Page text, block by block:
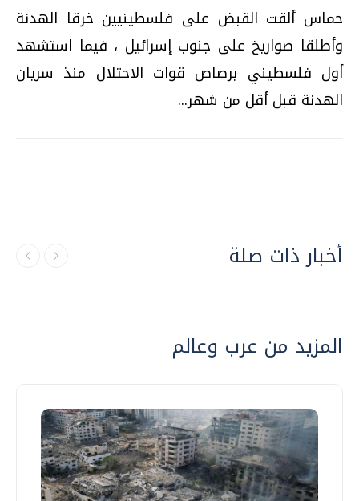
حماس ألقت القبض على فلسطينيين خرقا الهدنة
وأطلقا صواريخ على جنوب إسرائيل ، فيما استشهد
أول فلسطيني برصاص قوات الاحتلال منذ سريان
الهدنة قبل أقل من شهر...
أخبار ذات صلة
المزيد من عرب وعالم